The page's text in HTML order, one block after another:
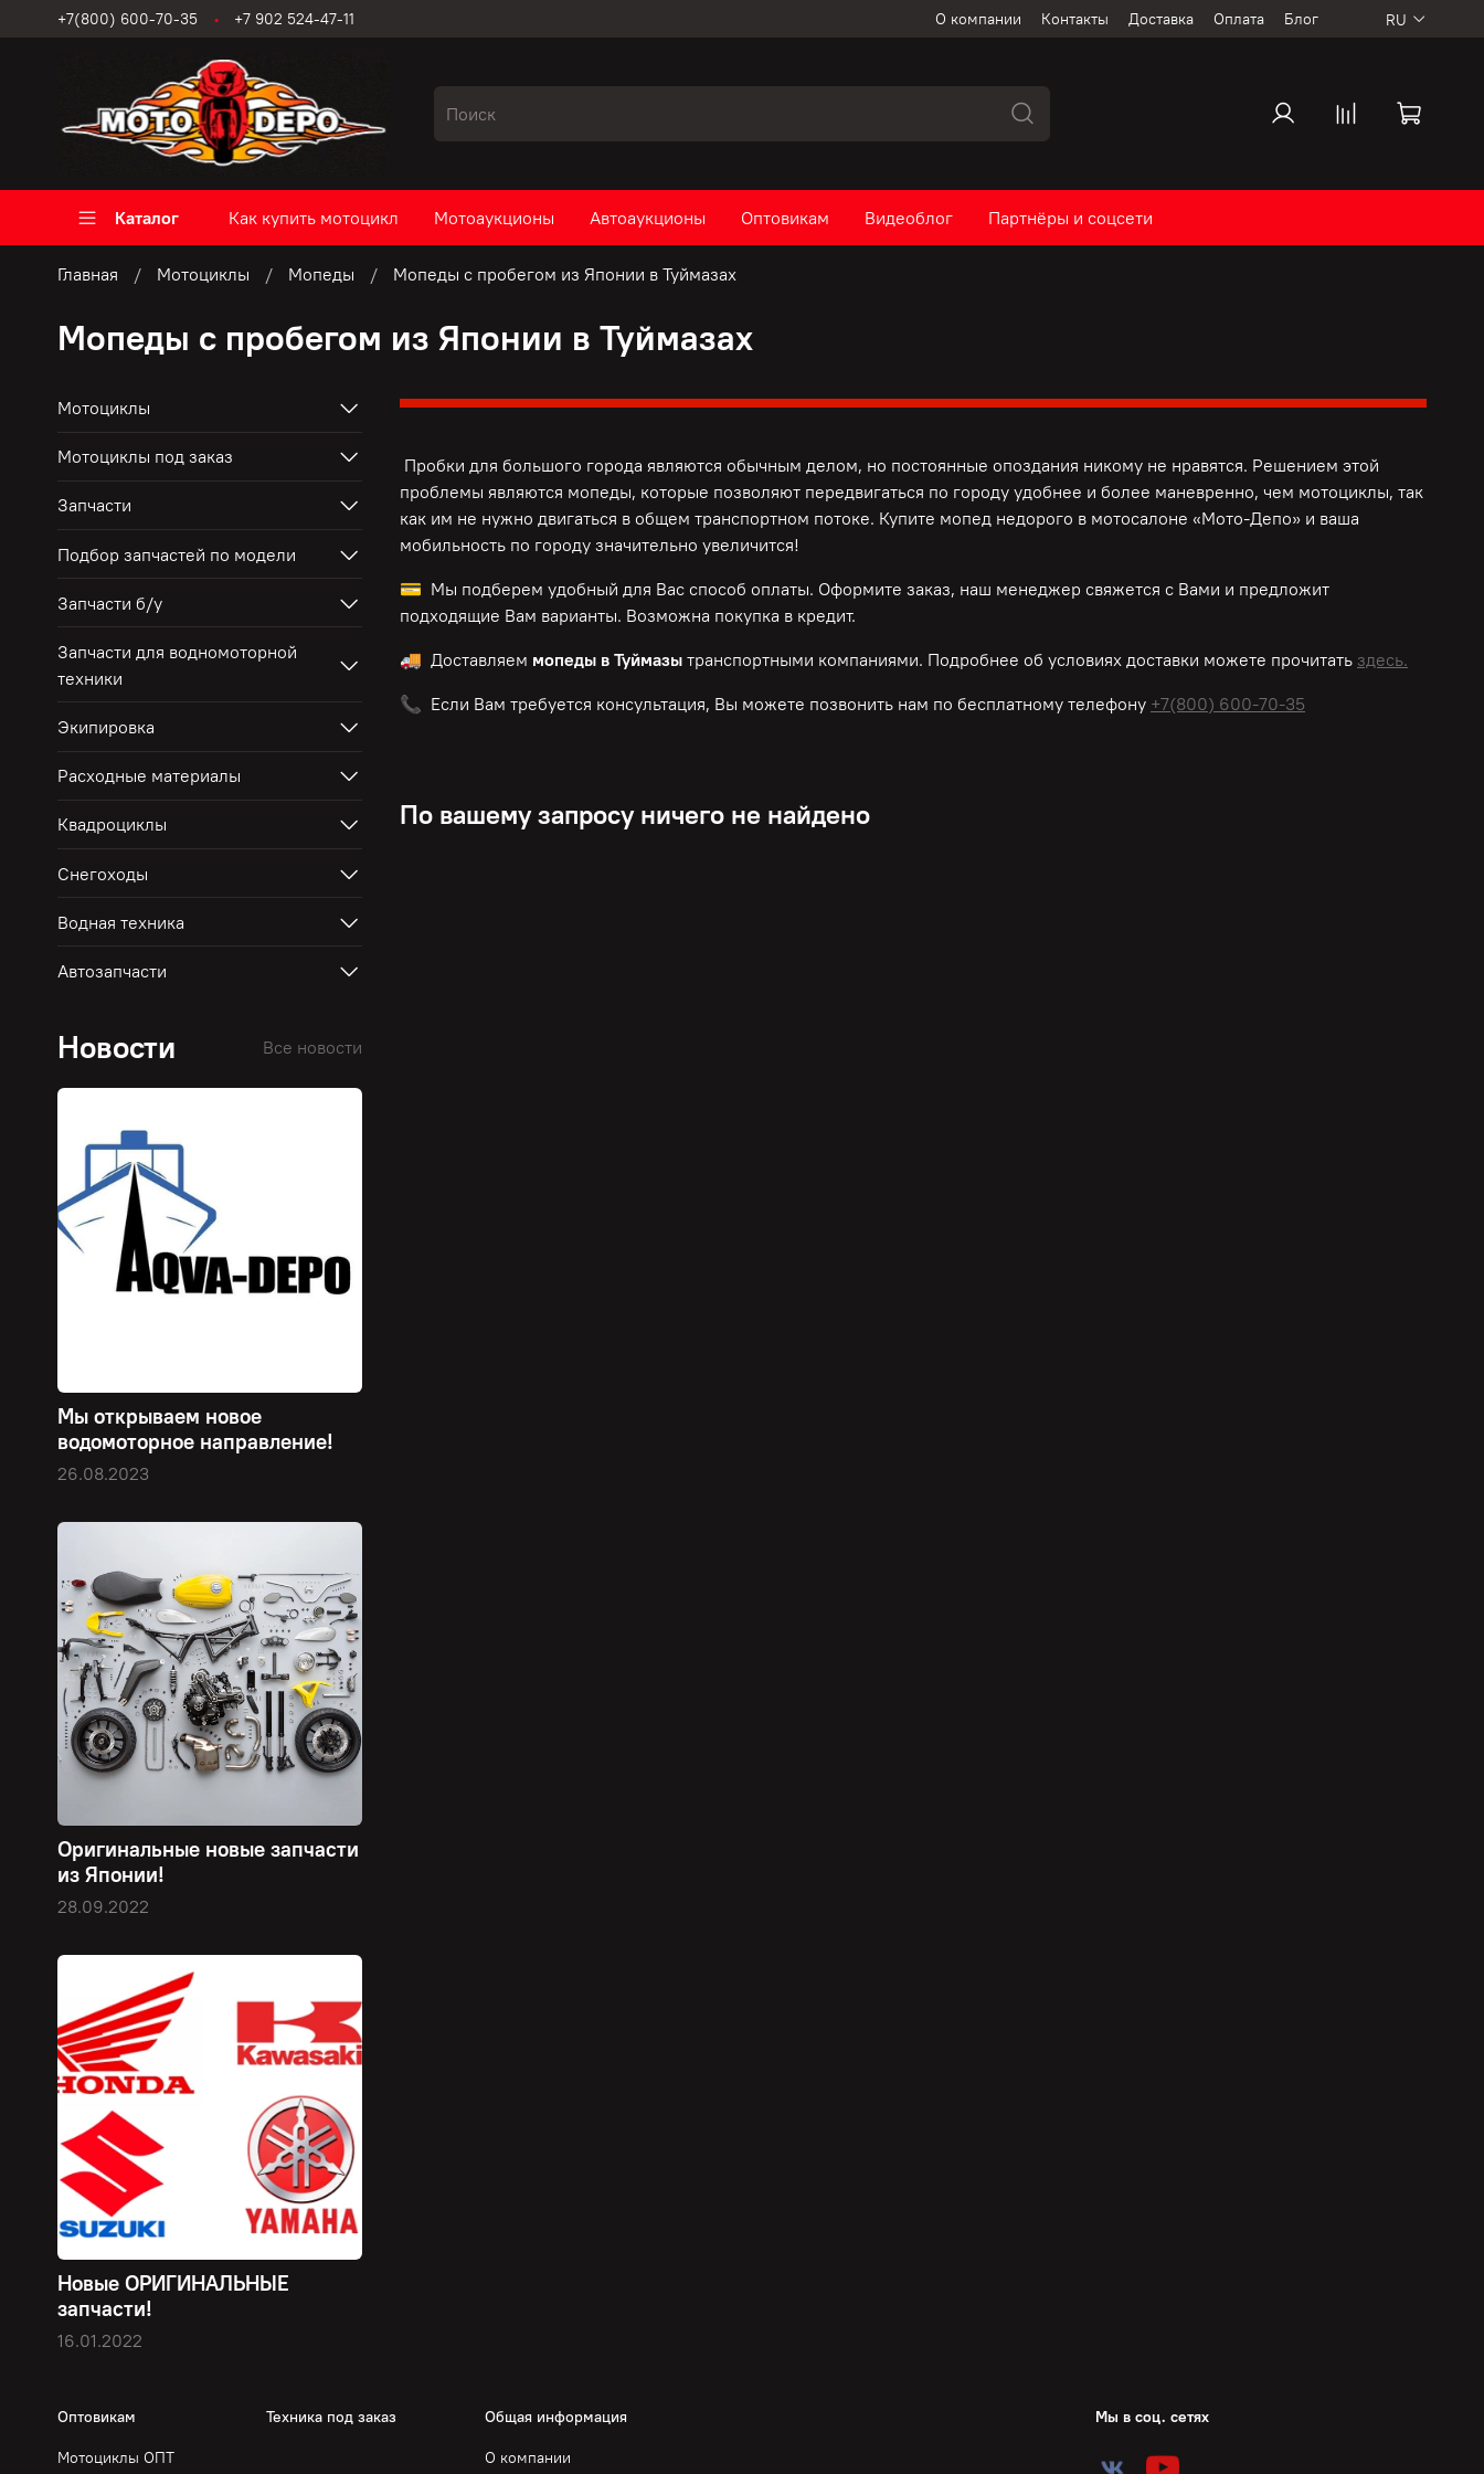
О компании Контакты Доставка Оплата Блог
+7(800) 600-70-35 +7 902 524-47-11 RU
Каталог Как купить мотоцикл Мотоаукционы Автоаукционы Оптовикам Видеоблог Партнёры и соцсети
Главная Мотоциклы Мопеды Мопеды с пробегом из Японии в Туймазах
Мопеды с пробегом из Японии в Туймазах
Пробки для большого города являются обычным делом, но постоянные опоздания никому не нравятся. Решением этой
проблемы являются мопеды, которые позволяют передвигаться по городу удобнее и более маневренно, чем мотоциклы, так
как им не нужно двигаться в общем транспортном потоке. Купите мопед недорого в мотосалоне «Мото-Депо» и ваша
мобильность по городу значительно увеличится!
💳 Мы подберем удобный для Вас способ оплаты. Оформите заказ, наш менеджер свяжется с Вами и предложит
подходящие Вам варианты. Возможна покупка в кредит.
🚚 Доставляем мопеды в Туймазытранспортными компаниями. Подробнее об условиях доставки можете прочитать здесь.
📞 Если Вам требуется консультация, Вы можете позвонить нам по бесплатномутелефону +7(800) 600-70-35
По вашему запросу ничего не найдено
Мотоциклы
Мотоциклы под заказ
Запчасти
Подбор запчастей по модели
Запчасти б/у
Запчасти для водномоторной
техники
Экипировка
Расходные материалы
Квадроциклы
Снегоходы
Водная техника
Автозапчасти
Новости Все новости
Мы открываем новое
водомоторное направление!
26.08.2023
Оригинальные новые запчасти
из Японии!
28.09.2022
Новые ОРИГИНАЛЬНЫЕ
запчасти!
16.01.2022
Оптовикам
Мотоциклы ОПТ
Техника под заказ Общая информация
О компании
Мы в соц. сетях